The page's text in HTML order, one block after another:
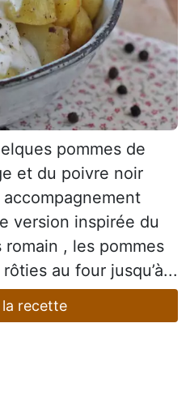
pommes de
et du poivre noir
version inspirée du
, les pommes
au four jusqu’à...
recette